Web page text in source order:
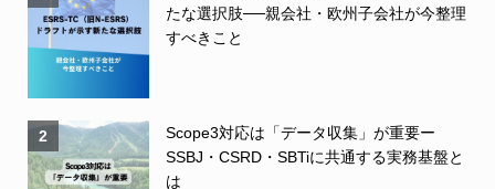
たな選択肢──親会社・欧州子会社が今整理
すべきこと
2
Scope3対応は「データ収集」が重要ー
SSBJ・CSRD・SBTiに共通する実務基盤と
は